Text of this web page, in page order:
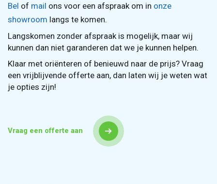
Bel of mail ons voor een afspraak om in onze
showroom langs te komen.
Langskomen zonder afspraak is mogelijk, maar wij
kunnen dan niet garanderen dat we je kunnen helpen.
Klaar met oriënteren of benieuwd naar de prijs? Vraag
een vrijblijvende offerte aan, dan laten wij je weten wat
je opties zijn!
Vraag een offerte aan